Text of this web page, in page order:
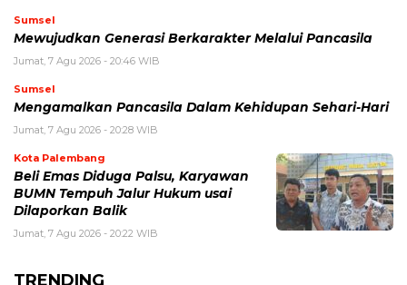
Sumsel
Mewujudkan Generasi Berkarakter Melalui Pancasila
Jumat, 7 Agu 2026 - 20:46 WIB
Sumsel
Mengamalkan Pancasila Dalam Kehidupan Sehari-Hari
Jumat, 7 Agu 2026 - 20:28 WIB
Kota Palembang
Beli Emas Diduga Palsu, Karyawan
BUMN Tempuh Jalur Hukum usai
Dilaporkan Balik
Jumat, 7 Agu 2026 - 20:22 WIB
TRENDING